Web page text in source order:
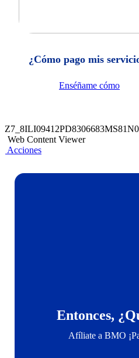
¿Cómo pago mis
Enséñame cómo
Web Content Viewer
Acciones
Entonces,
Afíliate a BMO